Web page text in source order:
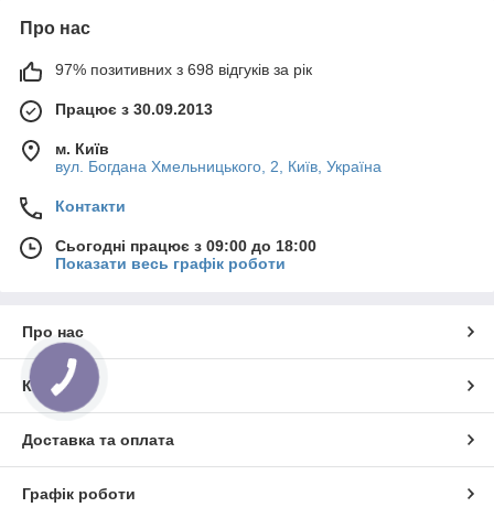
Про нас
97% позитивних з 698 відгуків за рік
Працює з 30.09.2013
м. Київ
вул. Богдана Хмельницького, 2, Київ, Україна
Контакти
Сьогодні працює з 09:00 до 18:00
Показати весь графік роботи
Про нас
Контакти
Доставка та оплата
Графік роботи
КНОПКА
ЗВ'ЯЗКУ